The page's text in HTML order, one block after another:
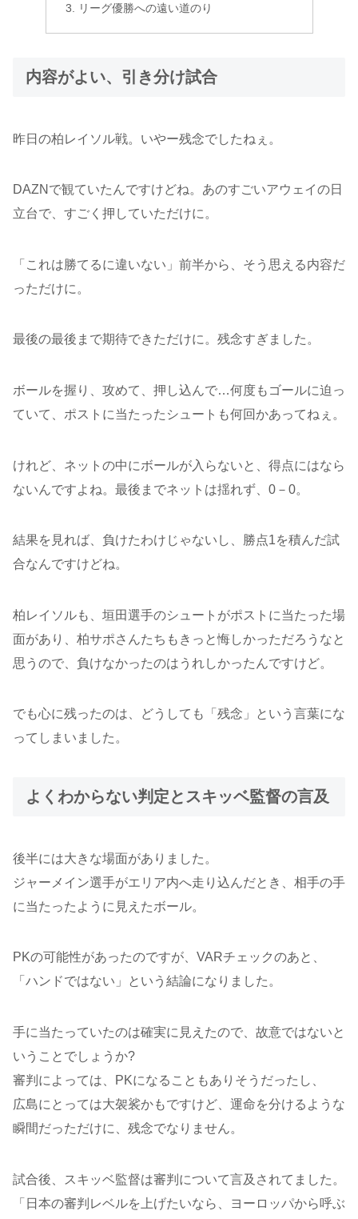
リーグ優勝への遠い道のり
内容がよい、引き分け試合
昨日の柏レイソル戦。いやー残念でしたねぇ。
DAZNで観ていたんですけどね。あのすごいアウェイの日
立台で、すごく押していただけに。
「これは勝てるに違いない」前半から、そう思える内容だ
っただけに。
最後の最後まで期待できただけに。残念すぎました。
ボールを握り、攻めて、押し込んで…何度もゴールに迫っ
ていて、ポストに当たったシュートも何回かあってねぇ。
けれど、ネットの中にボールが入らないと、得点にはなら
ないんですよね。最後までネットは揺れず、0－0。
結果を見れば、負けたわけじゃないし、勝点1を積んだ試
合なんですけどね。
柏レイソルも、垣田選手のシュートがポストに当たった場
面があり、柏サポさんたちもきっと悔しかっただろうなと
思うので、負けなかったのはうれしかったんですけど。
でも心に残ったのは、どうしても「残念」という言葉にな
ってしまいました。
よくわからない判定とスキッベ監督の言及
後半には大きな場面がありました。
ジャーメイン選手がエリア内へ走り込んだとき、相手の手
に当たったように見えたボール。
PKの可能性があったのですが、VARチェックのあと、
「ハンドではない」という結論になりました。
手に当たっていたのは確実に見えたので、故意ではないと
いうことでしょうか?
審判によっては、PKになることもありそうだったし、
広島にとっては大袈裟かもですけど、運命を分けるような
瞬間だっただけに、残念でなりません。
試合後、スキッベ監督は審判について言及されてました。
「日本の審判レベルを上げたいなら、ヨーロッパから呼ぶ